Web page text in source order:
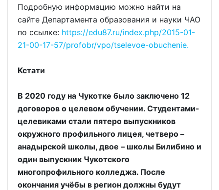
Подробную информацию можно найти на
сайте Департамента образования и науки ЧАО
по ссылке: https://edu87.ru/index.php/2015-01-
21-00-17-57/profobr/vpo/tselevoe-obuchenie.
Кстати
В 2020 году на Чукотке было заключено 12
договоров о целевом обучении. Студентами-
целевиками стали пятеро выпускников
окружного профильного лицея, четверо –
анадырской школы, двое – школы Билибино и
один выпускник Чукотского
многопрофильного колледжа. После
окончания учёбы в регион должны будут